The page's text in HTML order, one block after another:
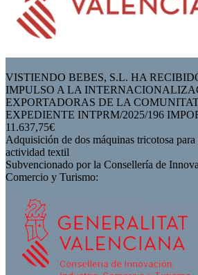
VISTIENDO BEBES, S.L. HA
IMPULSO A LA
EXPORTADORAS DE LA
EXPEDIENTE INTPRM/2025/196
11.637,75€
Adquisición de dos máquinas tricotosa
actividad textil
Subvencionado por la Consellería de
Comercio y Turismo: